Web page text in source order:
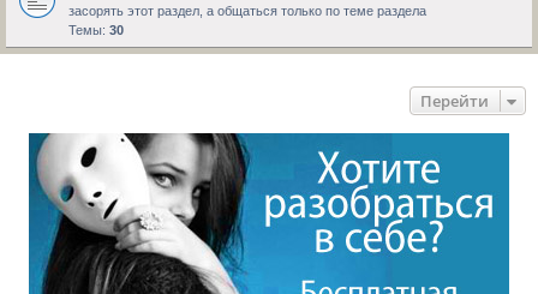
засорять этот раздел, а общаться только по теме раздела
Темы: 30
Перейти